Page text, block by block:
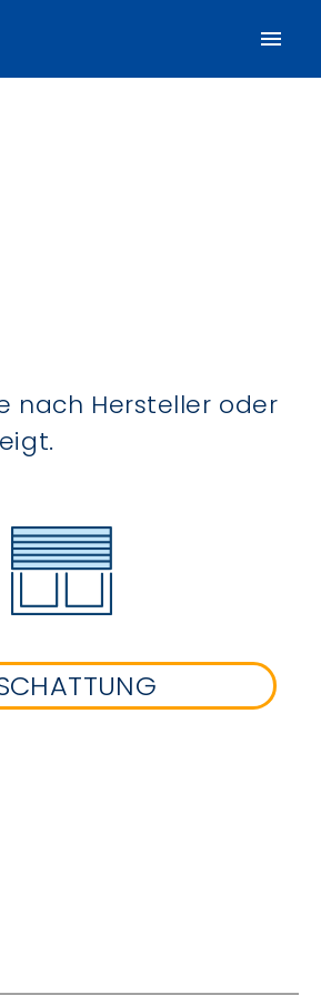
nach Hersteller oder